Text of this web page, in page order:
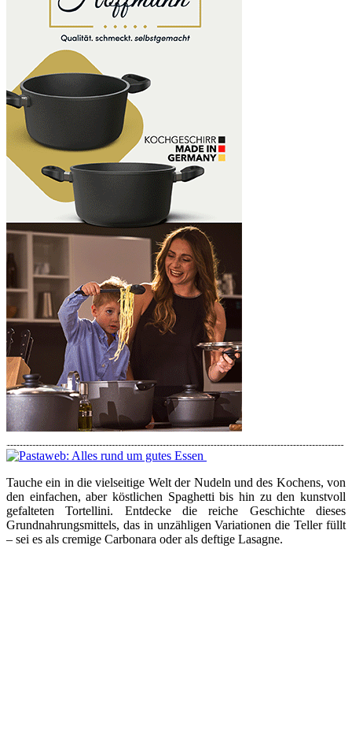
Tauche ein in die vielseitige Welt der Nudeln und des Kochens, von
den einfachen, aber köstlichen Spaghetti bis hin zu den kunstvoll
gefalteten Tortellini. Entdecke die reiche Geschichte dieses
Grundnahrungsmittels, das in unzähligen Variationen die Teller füllt
– sei es als cremige Carbonara oder als deftige Lasagne.